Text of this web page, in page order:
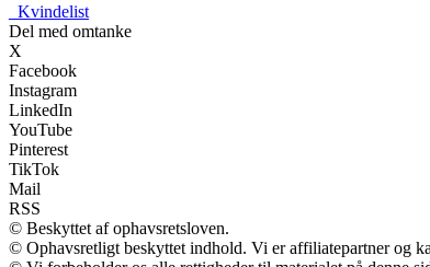
Kvindelist
Del med omtanke
X
Facebook
Instagram
LinkedIn
YouTube
Pinterest
TikTok
Mail
RSS
© Beskyttet af ophavsretsloven.
© Ophavsretligt beskyttet indhold. Vi er affiliatepartner og